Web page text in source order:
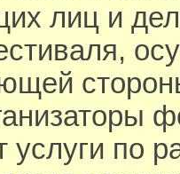
лиц и
услуги по